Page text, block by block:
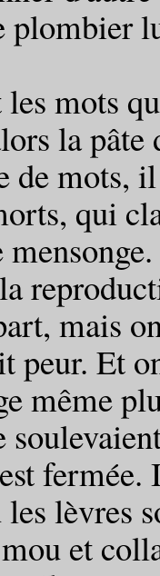
plombier
mots
la
de mots,
qui
mais
Et on
même
lèvres
et